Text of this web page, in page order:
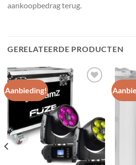
aankoopbedrag terug.
GERELATEERDE PRODUCTEN
Aanbieding!
Toevoegen
wenslijst